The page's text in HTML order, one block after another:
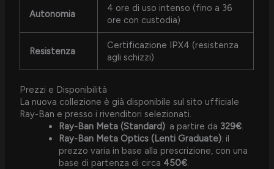
Autonomia
4 ore di uso intenso (fino a 36
ore con custodia)
Resistenza
Certificazione IPX4 (resistenza
agli schizzi)
Prezzi e Disponibilità
La nuova collezione è già disponibile sul sito ufficiale
Ray-Ban e presso i rivenditori selezionati.
Ray-Ban Meta (Standard): a partire da 329€.
Ray-Ban Meta Optics (Lenti Graduate): il
prezzo varia in base alla prescrizione, con una
base di partenza di circa 450€.